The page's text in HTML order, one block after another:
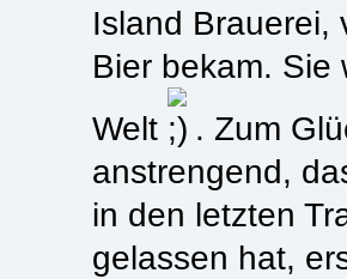
Island Brauerei,
Bier bekam. Sie
Welt
. Zum
anstrengend,
in den letzten
gelassen hat,